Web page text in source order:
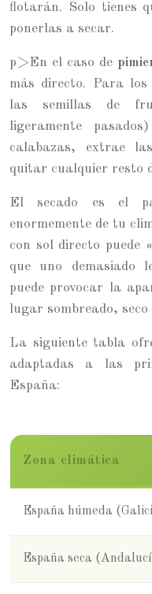
flotarán. Solo tienes
ponerlas a secar.
p>En el caso de
más directo. Para los
las semillas de
ligeramente
calabazas, extrae
quitar cualquier resto
El secado es el
enormemente de tu
con sol directo puede
que uno demasiado
puede provocar la
lugar sombreado, seco
La siguiente tabla
adaptadas a las
España:
Zona climática
España húmeda
España seca